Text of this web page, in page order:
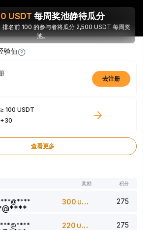
USDT 每周奖池静待瓜分
排名前 100 的参与者将瓜分 2,500 USDT 每周奖
池。
验值
去注册
100 USDT
+30
查看更多
奖励 积分
300 USDT 275
220 USDT 275